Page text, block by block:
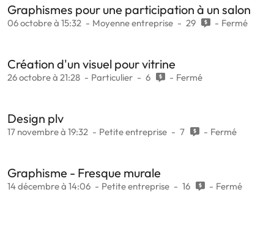
Graphismes pour une participation à un salon
06 octobre à 15:32 Moyenne entreprise 29 Fermé
Création d'un visuel pour vitrine
26 octobre à 21:28 Particulier 6 Fermé
Design plv
17 novembre à 19:32 Petite entreprise 7 Fermé
Graphisme - Fresque murale
14 décembre à 14:06 Petite entreprise 16 Fermé